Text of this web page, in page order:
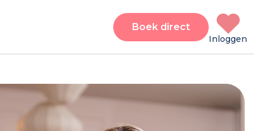
Boek direct
Inloggen